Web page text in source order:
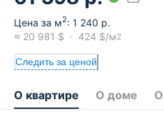
Цена за м2: 1 240 р.
≈ 20 981 $ 424 $/м2
Следить за ценой
О квартире О доме